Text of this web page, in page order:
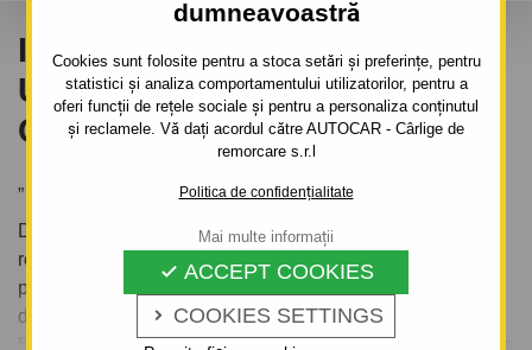
dumneavoastră
Cookies sunt folosite pentru a stoca setări și preferințe, pentru
statistici și analiza comportamentului utilizatorilor, pentru a
oferi funcții de rețele sociale și pentru a personaliza conținutul
și reclamele. Vă dați acordul către AUTOCAR - Cârlige de
remorcare s.r.l
Politica de confidențialitate
 COOKIES SETTINGS
 ACCEPT COOKIES
Mai multe informații
INSTALAȚIE ELECTRICĂ
UNIVERSALĂ PENTRU
CÂRLIGE DE REMORCARE
„
Doriți să comandați sau să montați un dispozitiv de
remorcare pentru un vehicul Accesorii și piese de schimb
pentru cârlige de remorcare Instalații electrice Kituri
dedicate pentru dispozitivele de remorcare QUASAR
Electronics? Aici veți găsi doar dispozitive de remorcare de